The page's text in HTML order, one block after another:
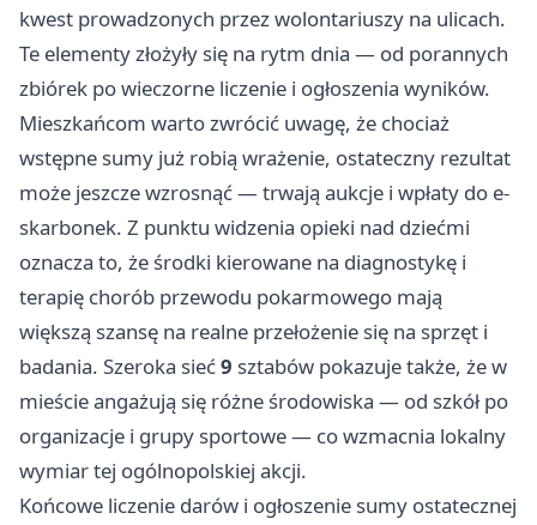
kwest prowadzonych przez wolontariuszy na ulicach.
Te elementy złożyły się na rytm dnia — od porannych
zbiórek po wieczorne liczenie i ogłoszenia wyników.
Mieszkańcom warto zwrócić uwagę, że chociaż
wstępne sumy już robią wrażenie, ostateczny rezultat
może jeszcze wzrosnąć — trwają aukcje i wpłaty do e-
skarbonek. Z punktu widzenia opieki nad dziećmi
oznacza to, że środki kierowane na diagnostykę i
terapię chorób przewodu pokarmowego mają
większą szansę na realne przełożenie się na sprzęt i
badania. Szeroka sieć9 sztabów pokazuje także, że w
mieście angażują się różne środowiska — od szkół po
organizacje i grupy sportowe — co wzmacnia lokalny
wymiar tej ogólnopolskiej akcji.
Końcowe liczenie darów i ogłoszenie sumy ostatecznej